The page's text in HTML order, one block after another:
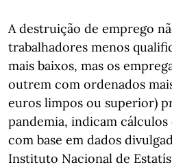
A destruição de emprego
trabalhadores menos
mais baixos, mas os
outrem com ordenados
euros limpos ou superior)
pandemia, indicam
com base em dados
Instituto Nacional de